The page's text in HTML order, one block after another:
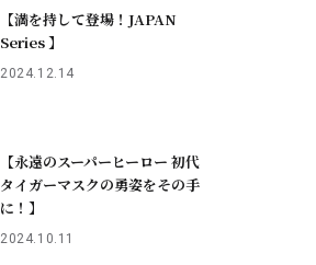
【満を持して登場！JAPAN
Series 】
2024.12.14
【永遠のスーパーヒーロー 初代
タイガーマスクの勇姿をその手
に！】
2024.10.11